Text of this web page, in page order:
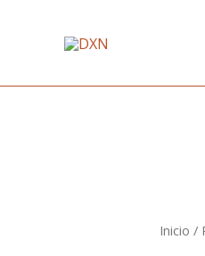
contenido
Inicio /